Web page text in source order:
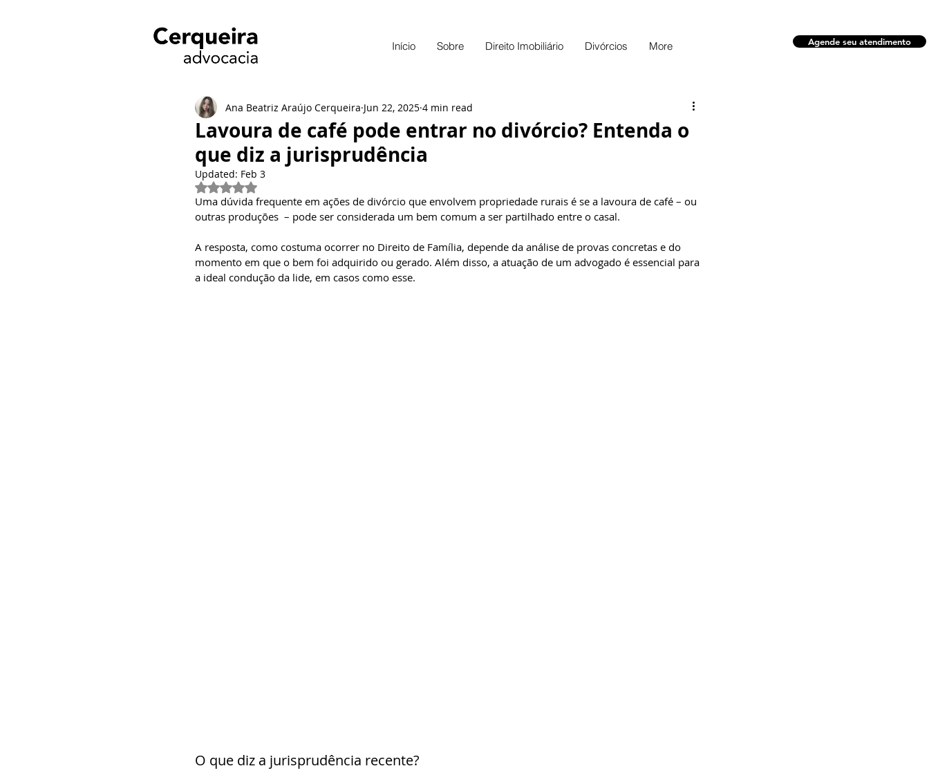
Início Sobre Direito Imobiliário Divórcios More Agende seu atendimento
Lavoura de café pode entrar no divórcio? Entenda o
que diz a jurisprudência
Ana Beatriz Araújo Cerqueira Jun 22, 2025 4 min read
Updated: Feb 3
Rated NaN out of 5 stars.
Uma dúvida frequente em ações de divórcio que envolvem propriedade rurais é se a lavoura de café – ou
outras produções  – pode ser considerada um bem comum a ser partilhado entre o casal.
A resposta, como costuma ocorrer no Direito de Família, depende da análise de provas concretas e do
momento em que o bem foi adquirido ou gerado. Além disso, a atuação de um advogado é essencial para
a ideal condução da lide, em casos como esse.
O que diz a jurisprudência recente?